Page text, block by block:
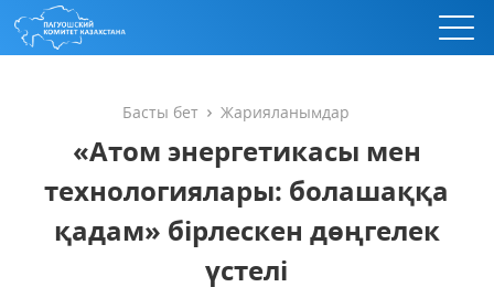
Басты бет Жарияланымдар
«Атом энергетикасы мен
технологиялары: болашаққа
қадам» бірлескен дөңгелек
үстелі